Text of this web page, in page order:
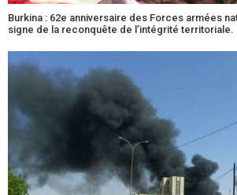
Burkina : 62e anniversaire des Forces armées
signe de la reconquête de l’intégrité territoriale.